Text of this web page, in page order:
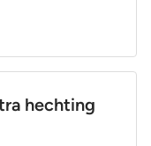
hechting